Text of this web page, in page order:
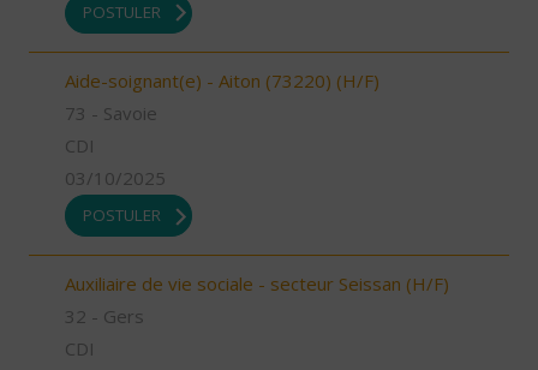
POSTULER
Aide-soignant(e) - Aiton (73220) (H/F)
73 - Savoie
CDI
03/10/2025
POSTULER
Auxiliaire de vie sociale - secteur Seissan (H/F)
32 - Gers
CDI